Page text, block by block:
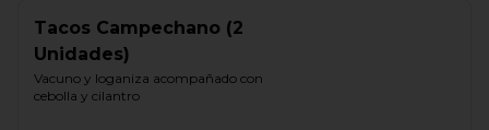
Tacos Campechano (2
Unidades)
Vacuno y loganiza acompañado con
cebolla y cilantro